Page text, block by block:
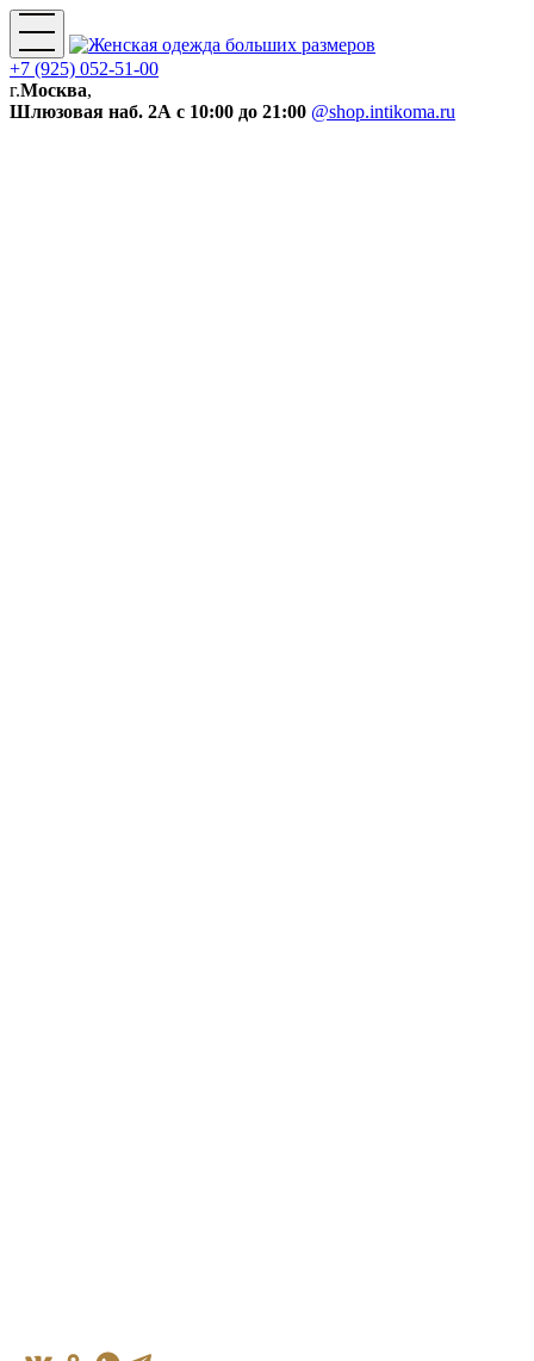
+7 (925) 052-51-00
г.Москва,
Шлюзовая наб. 2А с 10:00 до 21:00 @shop.intikoma.ru